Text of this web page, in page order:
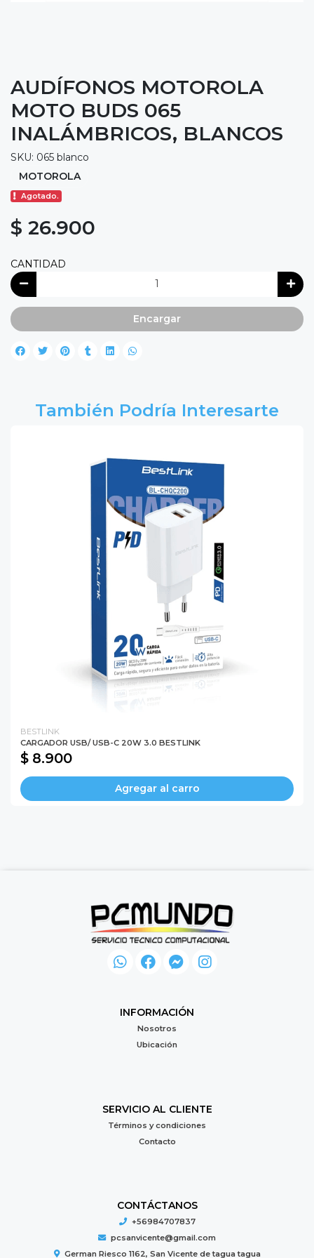
AUDÍFONOS MOTOROLA
MOTO BUDS 065
INALÁMBRICOS, BLANCOS
SKU: 065 blanco
MOTOROLA
Agotado.
$ 26.900
CANTIDAD
Encargar
También Podría Interesarte
BESTLINK
CARGADOR USB/ USB-C 20W 3.0 BESTLINK
$ 8.900
Agregar al carro
INFORMACIÓN
Nosotros
Ubicación
SERVICIO AL CLIENTE
Términos y condiciones
Contacto
CONTÁCTANOS
+56984707837
pcsanvicente@gmail.com
German Riesco 1162, San Vicente de tagua tagua